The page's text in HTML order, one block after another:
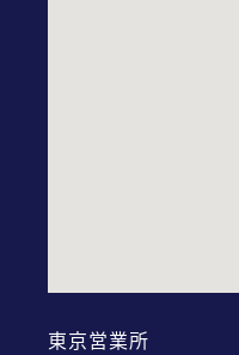
東京営業所